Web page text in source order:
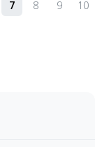
7 8 9 10